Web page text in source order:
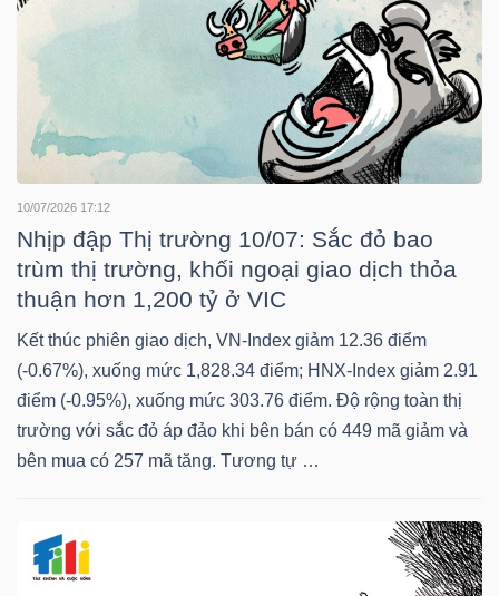
10/07/2026 17:12
Nhịp đập Thị trường 10/07: Sắc đỏ bao
trùm thị trường, khối ngoại giao dịch thỏa
thuận hơn 1,200 tỷ ở VIC
Kết thúc phiên giao dịch, VN-Index giảm 12.36 điểm
(-0.67%), xuống mức 1,828.34 điểm; HNX-Index giảm 2.91
điểm (-0.95%), xuống mức 303.76 điểm. Độ rộng toàn thị
trường với sắc đỏ áp đảo khi bên bán có 449 mã giảm và
bên mua có 257 mã tăng. Tương tự …
XUẤT
DỮ
Ngành
(-)
SECTOR
LƯỢNG